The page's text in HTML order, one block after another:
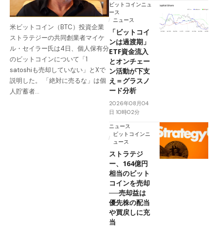
米ビットコイン（BTC）投資企業
ストラテジーの共同創業者マイケ
ル・セイラー氏は4日、個人保有分
のビットコインについて「1
satoshiも売却していない」とXで
説明した。 「絶対に売るな」は個
人貯蓄者…
ビットコインニュ
ース
ニュース
「ビットコイ
ンは過渡期」
ETF資金流入
とオンチェー
ン活動が下支
え＝グラスノ
ード分析
2026年08月04
日 10時02分
ニュース
ビットコインニ
ュース
ストラテジ
ー、164億円
相当のビット
コインを売却
──売却益は
優先株の配当
や買戻しに充
当